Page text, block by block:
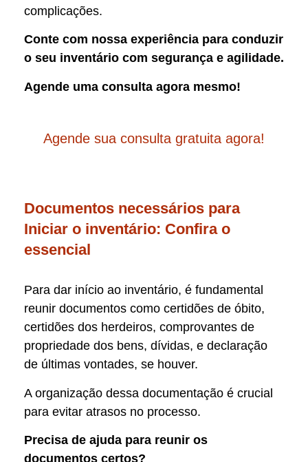
complicações.
Conte com nossa experiência para conduzir
o seu inventário com segurança e agilidade.
Agende uma consulta agora mesmo!
Agende sua consulta gratuita agora!
Documentos necessários para
Iniciar o inventário: Confira o
essencial
Para dar início ao inventário, é fundamental
reunir documentos como certidões de óbito,
certidões dos herdeiros, comprovantes de
propriedade dos bens, dívidas, e declaração
de últimas vontades, se houver.
A organização dessa documentação é crucial
para evitar atrasos no processo.
Precisa de ajuda para reunir os
documentos certos?